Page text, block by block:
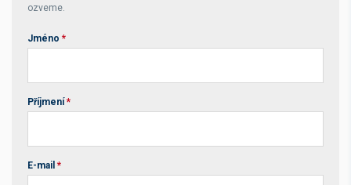
ozveme.
Jméno *
Příjmení *
E-mail *